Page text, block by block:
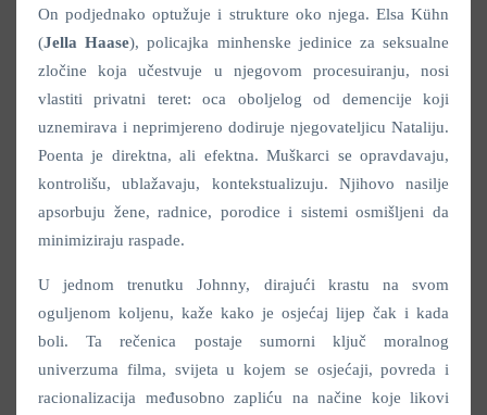
On podjednako optužuje i strukture oko njega. Elsa Kühn
(Jella Haase), policajka minhenske jedinice za seksualne
zločine koja učestvuje u njegovom procesuiranju, nosi
vlastiti privatni teret: oca oboljelog od demencije koji
uznemirava i neprimjereno dodiruje njegovateljicu Nataliju.
Poenta je direktna, ali efektna. Muškarci se opravdavaju,
kontrolišu, ublažavaju, kontekstualizuju. Njihovo nasilje
apsorbuju žene, radnice, porodice i sistemi osmišljeni da
minimiziraju raspade.
U jednom trenutku Johnny, dirajući krastu na svom
oguljenom koljenu, kaže kako je osjećaj lijep čak i kada
boli. Ta rečenica postaje sumorni ključ moralnog
univerzuma filma, svijeta u kojem se osjećaji, povreda i
racionalizacija međusobno zapliću na načine koje likovi